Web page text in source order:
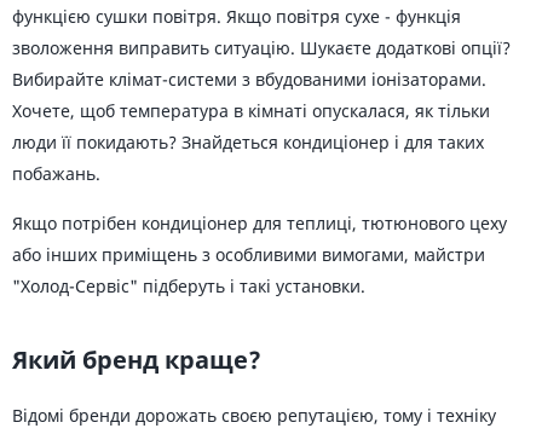
функцією сушки повітря. Якщо повітря сухе - функція
зволоження виправить ситуацію. Шукаєте додаткові опції?
Вибирайте клімат-системи з вбудованими іонізаторами.
Хочете, щоб температура в кімнаті опускалася, як тільки
люди її покидають? Знайдеться кондиціонер і для таких
побажань.
Якщо потрібен кондиціонер для теплиці, тютюнового цеху
або інших приміщень з особливими вимогами, майстри
"Холод-Сервіс" підберуть і такі установки.
Який бренд краще?
Відомі бренди дорожать своєю репутацією, тому і техніку